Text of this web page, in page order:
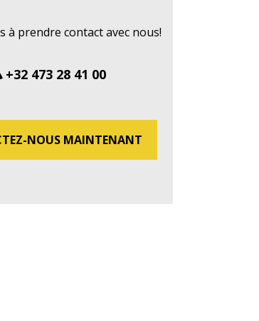
à prendre contact avec nous!
+32 473 28 41 00
NOUS MAINTENANT